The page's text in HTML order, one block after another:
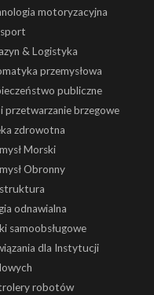
motoryzacyjna
& Logistyka
przemysłowa
publiczne
przetwarzanie brzegowe
zdrowotna
Morski
Obronny
odnawialna
samoobsługowe
dla Instytucji
robotów